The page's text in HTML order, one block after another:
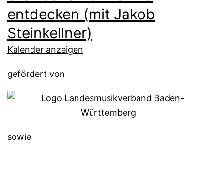
entdecken (mit Jakob
Steinkellner)
Kalender anzeigen
gefördert von
sowie